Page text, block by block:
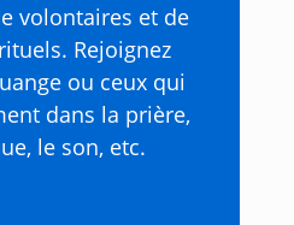
volontaires et de
Rejoignez
ou ceux qui
dans la prière,
le son, etc.